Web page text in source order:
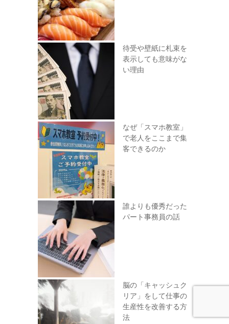
待受や壁紙に札束を
表示しても意味がな
い理由
なぜ「スマホ教室」
で老人をここまで集
客できるのか
誰よりも優秀だった
パート事務員の話
脳の「キャッシュク
リア」をして仕事の
生産性を改善する方
法